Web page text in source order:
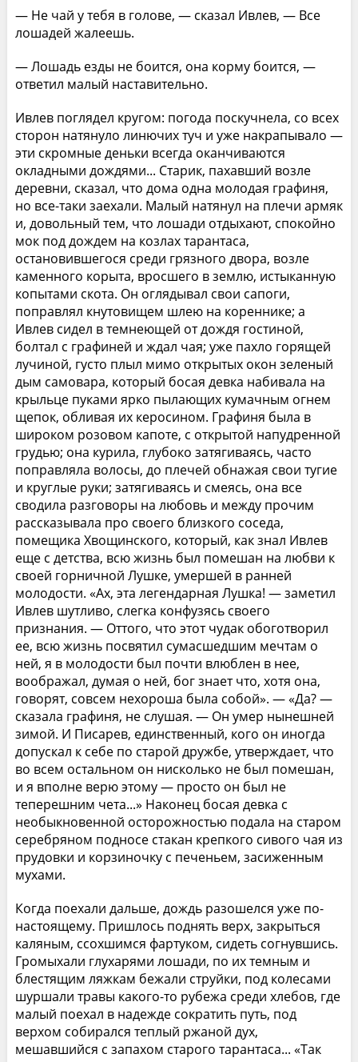
— Не чай у тебя в голове, — сказал Ивлев, — Все
лошадей жалеешь.
— Лошадь езды не боится, она корму боится, —
ответил малый наставительно.
Ивлев поглядел кругом: погода поскучнела, со всех
сторон натянуло линючих туч и уже накрапывало —
эти скромные деньки всегда оканчиваются
окладными дождями... Старик, пахавший возле
деревни, сказал, что дома одна молодая графиня,
но все-таки заехали. Малый натянул на плечи армяк
и, довольный тем, что лошади отдыхают, спокойно
мок под дождем на козлах тарантаса,
остановившегося среди грязного двора, возле
каменного корыта, вросшего в землю, истыканную
копытами скота. Он оглядывал свои сапоги,
поправлял кнутовищем шлею на кореннике; а
Ивлев сидел в темнеющей от дождя гостиной,
болтал с графиней и ждал чая; уже пахло горящей
лучиной, густо плыл мимо открытых окон зеленый
дым самовара, который босая девка набивала на
крыльце пуками ярко пылающих кумачным огнем
щепок, обливая их керосином. Графиня была в
широком розовом капоте, с открытой напудренной
грудью; она курила, глубоко затягиваясь, часто
поправляла волосы, до плечей обнажая свои тугие
и круглые руки; затягиваясь и смеясь, она все
сводила разговоры на любовь и между прочим
рассказывала про своего близкого соседа,
помещика Хвощинского, который, как знал Ивлев
еще с детства, всю жизнь был помешан на любви к
своей горничной Лушке, умершей в ранней
молодости. «Ах, эта легендарная Лушка! — заметил
Ивлев шутливо, слегка конфузясь своего
признания. — Оттого, что этот чудак обоготворил
ее, всю жизнь посвятил сумасшедшим мечтам о
ней, я в молодости был почти влюблен в нее,
воображал, думая о ней, бог знает что, хотя она,
говорят, совсем нехороша была собой». — «Да? —
сказала графиня, не слушая. — Он умер нынешней
зимой. И Писарев, единственный, кого он иногда
допускал к себе по старой дружбе, утверждает, что
во всем остальном он нисколько не был помешан,
и я вполне верю этому — просто он был не
теперешним чета...» Наконец босая девка с
необыкновенной осторожностью подала на старом
серебряном подносе стакан крепкого сивого чая из
прудовки и корзиночку с печеньем, засиженным
мухами.
Когда поехали дальше, дождь разошелся уже по-
настоящему. Пришлось поднять верх, закрыться
каляным, ссохшимся фартуком, сидеть согнувшись.
Громыхали глухарями лошади, по их темным и
блестящим ляжкам бежали струйки, под колесами
шуршали травы какого-то рубежа среди хлебов, где
малый поехал в надежде сократить путь, под
верхом собирался теплый ржаной дух,
мешавшийся с запахом старого тарантаса... «Так